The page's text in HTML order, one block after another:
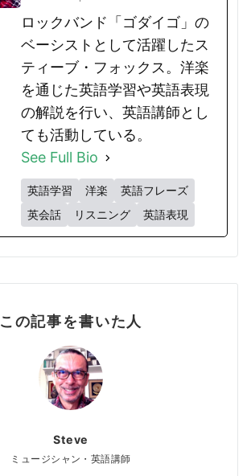
ロックバンド「ゴダイゴ」の
ベーシストとして活躍したス
ティーブ・フォックス。洋楽
を通じた英語学習や英語表現
の解説を行い、英語講師とし
ても活動している。
See Full Bio
英語学習 洋楽
英語フレーズ
英会話
リスニング 英語表現
この記事を書いた人
Steve
ミュージシャン・英語講師